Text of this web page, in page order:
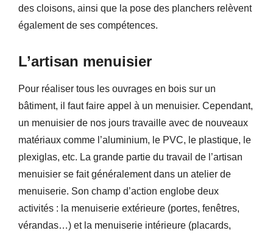
des cloisons, ainsi que la pose des planchers relèvent
également de ses compétences.
L’artisan menuisier
Pour réaliser tous les ouvrages en bois sur un
bâtiment, il faut faire appel à un menuisier. Cependant,
un menuisier de nos jours travaille avec de nouveaux
matériaux comme l’aluminium, le PVC, le plastique, le
plexiglas, etc. La grande partie du travail de l’artisan
menuisier se fait généralement dans un atelier de
menuiserie. Son champ d’action englobe deux
activités : la menuiserie extérieure (portes, fenêtres,
vérandas…) et la menuiserie intérieure (placards,